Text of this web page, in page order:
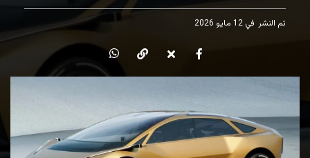
تم النشر في 12 مايو 2026